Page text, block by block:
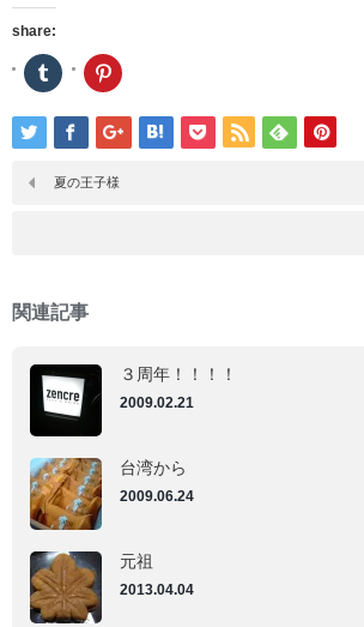
share:
ク
リ
ク
し
て
で
共
ン
ド
開
き
ま
す)
ク
リ
ク
し
て
で
共
開
き
ま
す)
夏の王子様
関連記事
３周年！！！！
2009.02.21
台湾から
2009.06.24
元祖
2013.04.04